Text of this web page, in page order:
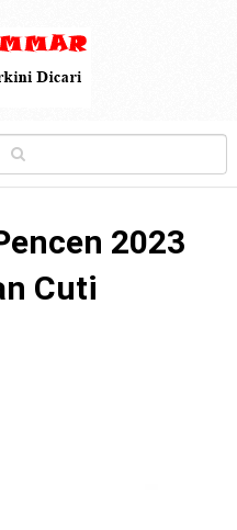
2023
Cuti